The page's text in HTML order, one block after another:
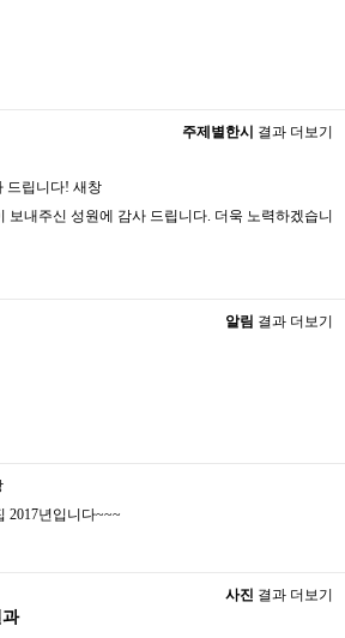
주제별한시 결과 더보기
드립니다! 새창
보내주신 성원에 감사 드립니다. 더욱 노력하겠습니
알림 결과 더보기
2017년입니다~~~
사진 결과 더보기